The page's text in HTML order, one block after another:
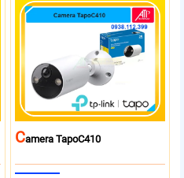
CAmera TapoC410